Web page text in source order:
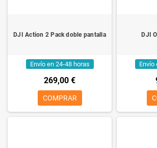
DJI Action 2 Pack doble pantalla
Envío en 24-48 horas
269,00 €
COMPRAR
DJI
Envío